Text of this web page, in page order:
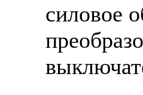
силовое